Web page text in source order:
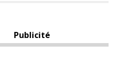
Publicité